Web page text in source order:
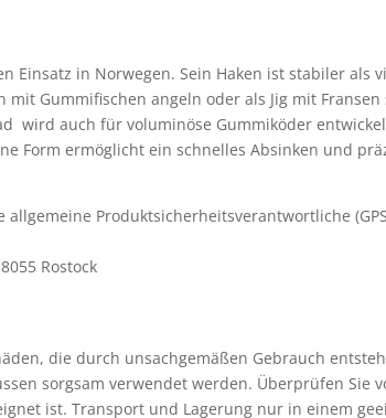
80
Gramm
Menge
Einsatz in Norwegen. Sein Haken ist stabiler als
Gummifischen angeln oder als Jig mit
wird auch für voluminöse Gummiköder
Form ermöglicht ein schnelles Absinken und
Produktsicherheitsverantwortliche
Rostock
die durch unsachgemäßen Gebrauch
sorgsam verwendet werden. Überprüfen Sie
ist. Transport und Lagerung nur in einem